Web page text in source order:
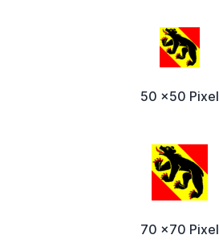
50 x50 Pixel
70 x70 Pixel